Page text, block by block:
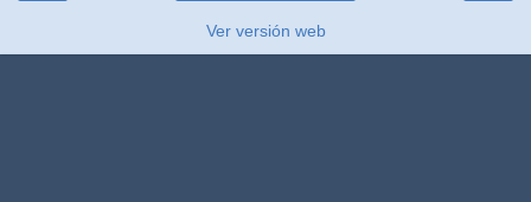
Ver versión web